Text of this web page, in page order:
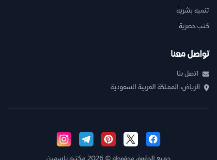
تنمية بشرية
كتب حصرية
تواصل معنا
اتصل بنا
الرياض، المملكة العربية السعودية